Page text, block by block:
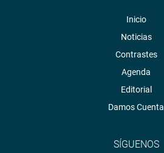
Inicio
Noticias
Contrastes
Agenda
Editorial
Damos Cuenta
SÍGUENOS